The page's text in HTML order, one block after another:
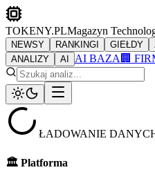
TOKENY.PLMagazyn
NEWSY RANKINGI GIEŁDY
ANALIZY
AI AI BAZA 🏢
ŁADOWANIE
🏛️ Platforma